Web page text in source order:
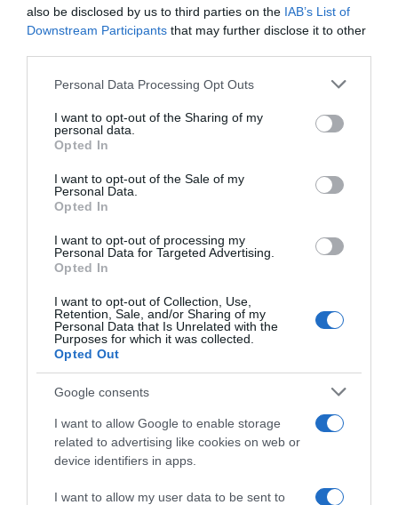
also be disclosed by us to third parties on the IAB’s List of
Downstream Participants that may further disclose it to other
Please note that this website/app uses one or more Google
not limited to your visit or usage behaviour. You may click to
grant or deny consent to Google and its third-party tags to
use your data for below specified purposes in below Google
consent section.
Personal Data Processing Opt Outs
I want to opt-out of the Sharing of my
personal data.
Opted In
I want to opt-out of the Sale of my
Personal Data.
Opted In
I want to opt-out of processing my
Personal Data for Targeted Advertising.
Opted In
I want to opt-out of Collection, Use,
Retention, Sale, and/or Sharing of my
Personal Data that Is Unrelated with the
Purposes for which it was collected.
Opted Out
Google consents
I want to allow Google to enable storage
related to advertising like cookies on web or
device identifiers in apps.
I want to allow my user data to be sent to
Παρακαλώ Περιμένετε...
Παρακαλώ Περιμένετε...
ΔΕΥΤΕΡΑ – ΡΕΜΟΣ ΑΝΤΩΝΗΣ